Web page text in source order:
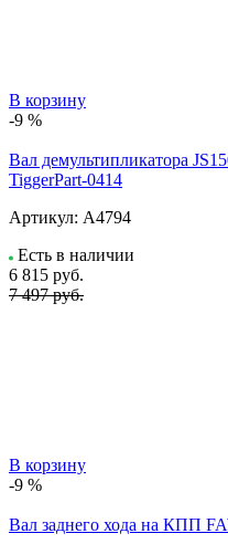
В корзину
-9 %
Вал демультипликатора
TiggerPart-0414
Артикул: A4794
Есть в наличии
6 815 руб.
7 497 руб.
В корзину
-9 %
Вал заднего хода на КПП